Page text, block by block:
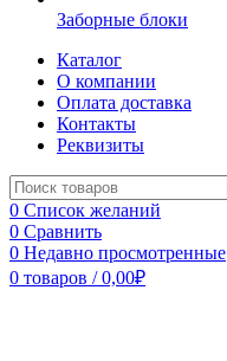
Заборные блоки
Каталог
О компании
Оплата доставка
Контакты
Реквизиты
0 Список желаний
0 Сравнить
0 Недавно просмотренные
0 товаров / 0,00₽